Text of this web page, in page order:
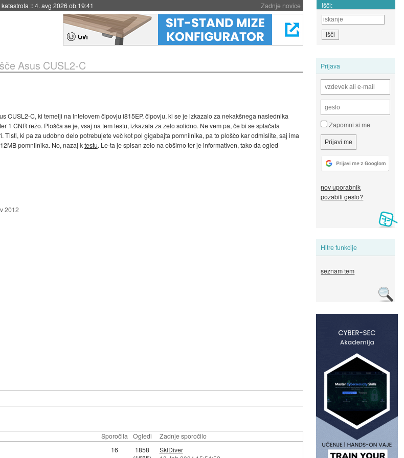
Zadnje novice
::4. avg 2026 ob 19:41 Išči:
Prijava
Zapomni si me
nov uporabnik
pozabili geslo?
Hitre funkcije
seznam tem
Asus CUSL2-C
CUSL2-C, ki temelji na Intelovem čipovju i815EP, čipovju, ki se je izkazalo za nekakšnega naslednika
1 CNR režo. Plošča se je, vsaj na tem testu, izkazala za zelo solidno. Ne vem pa, če bi se splačala
ki pa za udobno delo potrebujete več kot pol gigabajta pomnilnika, pa to ploščo kar odmislite, saj ima
pomnilnika. No, nazaj ktestu. Le-ta je spisan zelo na obširno ter je informativen, tako da ogled
2012
Sporočila Ogledi Zadnje sporočilo
16
1858
SkIDiver